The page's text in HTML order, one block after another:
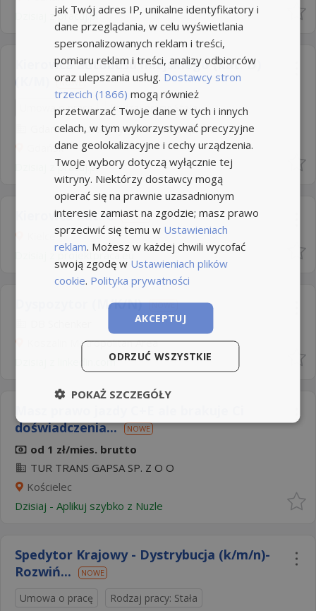
zpracuj.pl
Kierowca autobusu miejskiego (kat. D)
(K/M)
NOWE
Umowa o pracę Rodzaj pracy: Stała
Gdańskie Autobusy i Tramwaje Sp. z o.o
Gdańsk
zpracuj.pl
Kierowca kat. C NOWE
Kielce
z projektpraca.eu
Dyspozytor (M/K/N) NOWE
Koszalin Metropolitan Area
linkedin.com
doświadczenia...
NOWE
od 1 zł/mies. brutto
TUR TRANS GAPSA SP. Z O O
Kościelec
Dzisiaj - Aplikuj szybko z Nuzle
Spedytor Krajowy - Dystrybucja (k/m/n)-
Rozwiń...
NOWE
Umowa o pracę Rodzaj pracy: Stała
jak Twój adres IP, unikalne identyfikatory i
dane przeglądania, w celu wyświetlania
spersonalizowanych reklam i treści,
pomiaru reklam i treści, analizy odbiorców
oraz ulepszania usług. Dostawcy stron
trzecich (1866) mogą również
przetwarzać Twoje dane w tych i innych
celach, w tym wykorzystywać precyzyjne
dane geolokalizacyjne i cechy urządzenia.
Twoje wybory dotyczą wyłącznie tej
witryny. Niektórzy dostawcy mogą
opierać się na prawnie uzasadnionym
interesie zamiast na zgodzie; masz prawo
sprzeciwić się temu w Ustawieniach
reklam. Możesz w każdej chwili wycofać
swoją zgodę w Ustawieniach plików
cookie. Polityka prywatności
AKCEPTUJ
ODRZUĆ WSZYSTKIE
POKAŻ SZCZEGÓŁY